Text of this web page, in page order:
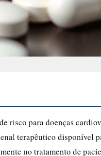
risco para doenças
terapêutico disponível
no tratamento de